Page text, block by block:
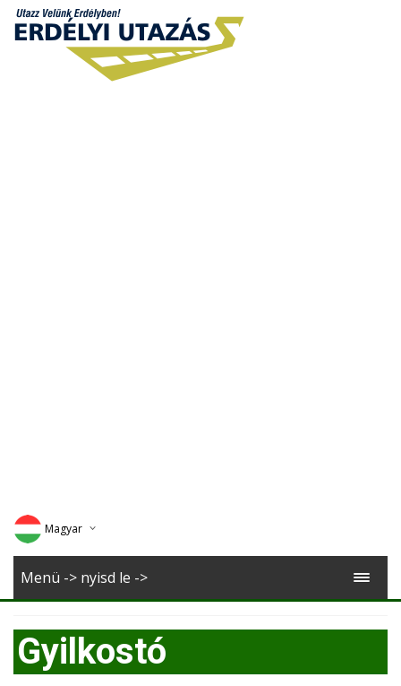
Magyar
Deutsch
Romana
Menü -> nyisd le ->
Gyilkostó